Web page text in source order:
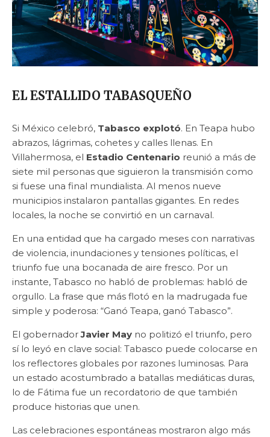
EL ESTALLIDO TABASQUEÑO
Si México celebró, Tabasco explotó. En Teapa hubo
abrazos, lágrimas, cohetes y calles llenas. En
Villahermosa, el Estadio Centenario reunió a más de
siete mil personas que siguieron la transmisión como
si fuese una final mundialista. Al menos nueve
municipios instalaron pantallas gigantes. En redes
locales, la noche se convirtió en un carnaval.
En una entidad que ha cargado meses con narrativas
de violencia, inundaciones y tensiones políticas, el
triunfo fue una bocanada de aire fresco. Por un
instante, Tabasco no habló de problemas: habló de
orgullo. La frase que más flotó en la madrugada fue
simple y poderosa: “Ganó Teapa, ganó Tabasco”.
El gobernadorJavier May no politizó el triunfo, pero
sí lo leyó en clave social: Tabasco puede colocarse en
los reflectores globales por razones luminosas. Para
un estado acostumbrado a batallas mediáticas duras,
lo de Fátima fue un recordatorio de que también
produce historias que unen.
Las celebraciones espontáneas mostraron algo más